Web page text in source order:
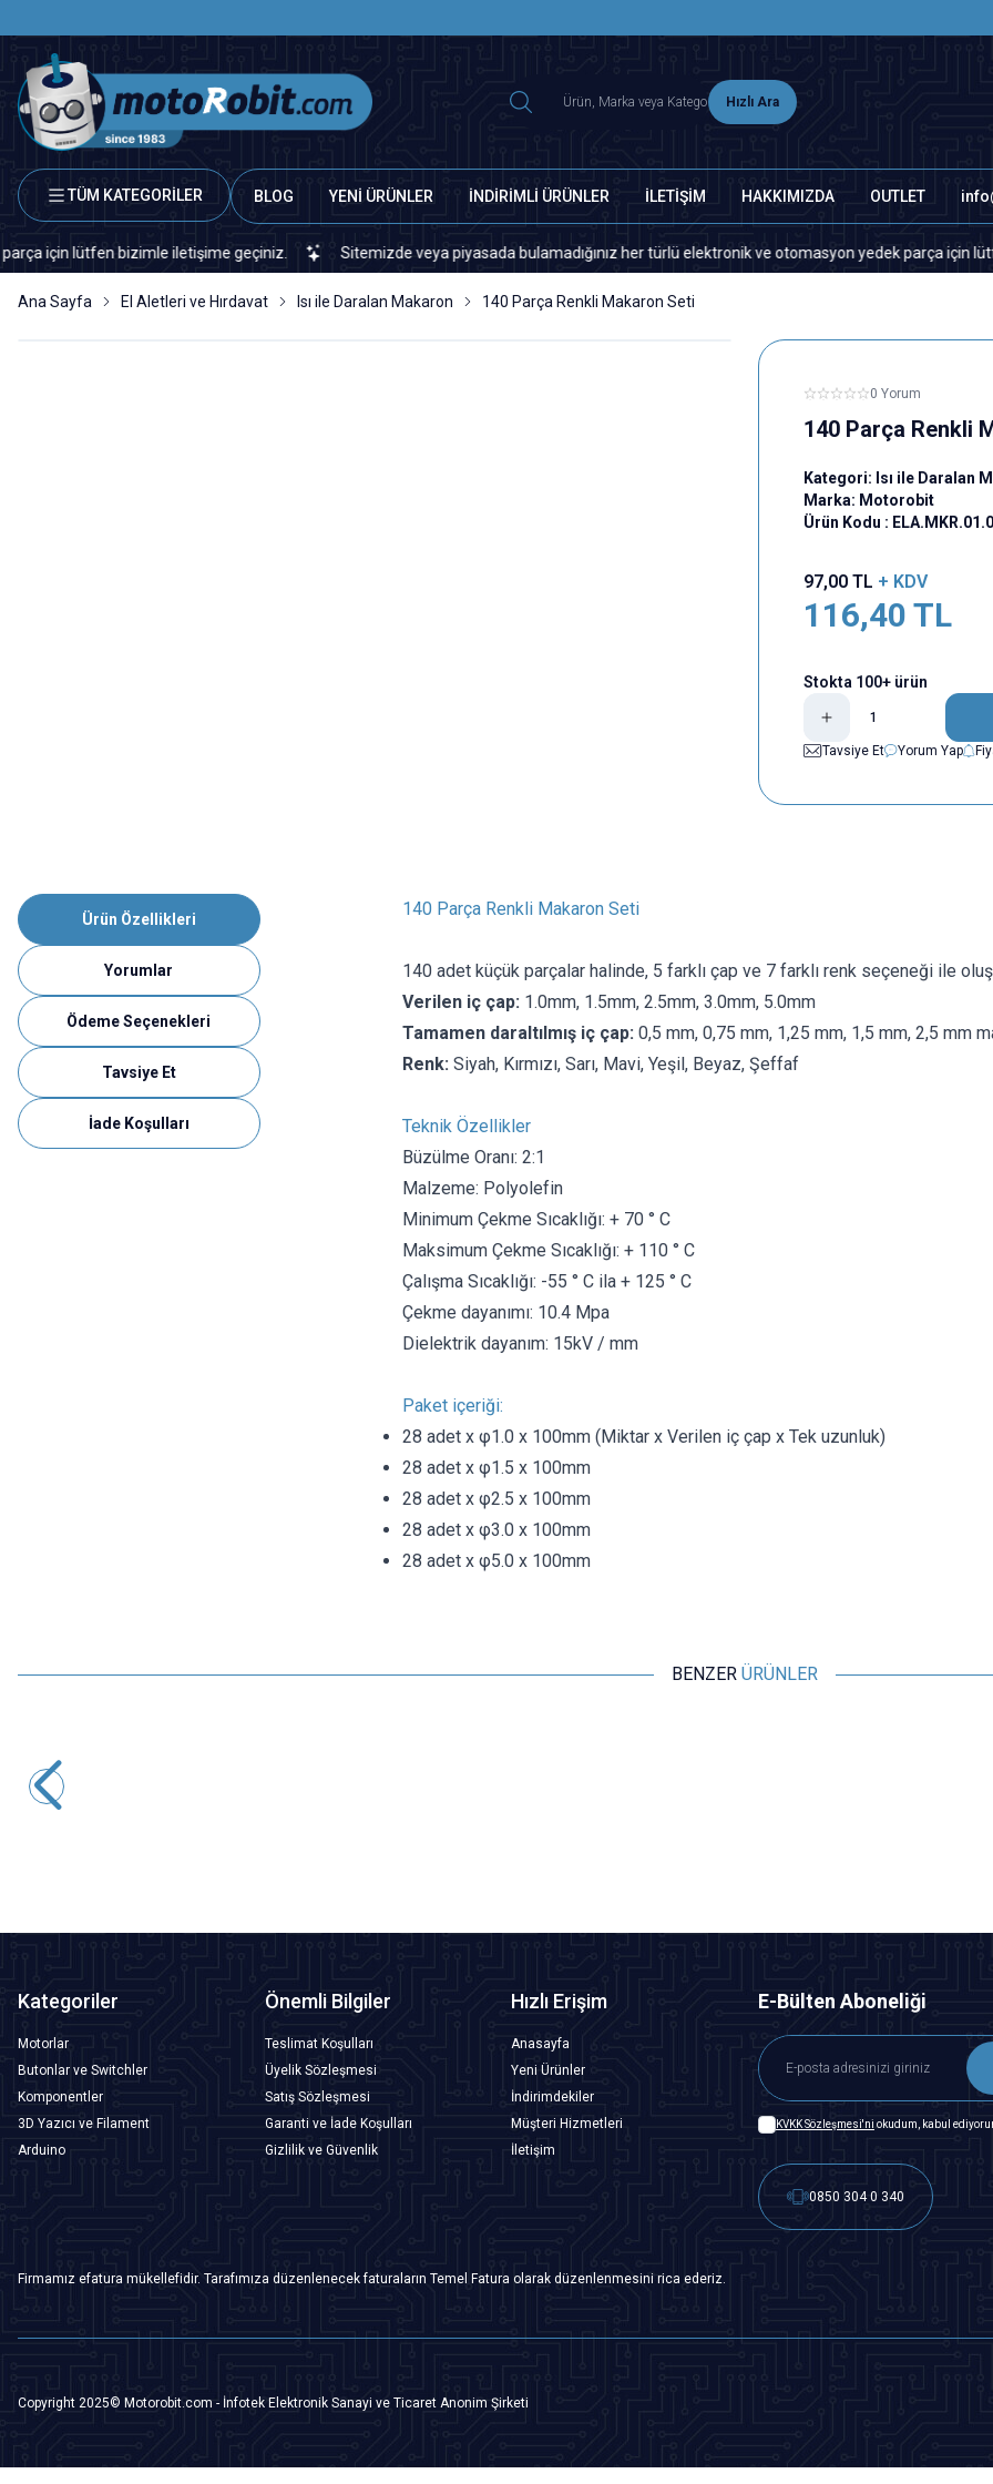
Hızlı Ara
TÜM KATEGORİLER BLOG YENİ ÜRÜNLER İNDİRİMLİ ÜRÜNLER İLETİŞİM HAKKIMIZDA OUTLET
lütfen bizimle iletişime geçiniz. Sitemizde veya piyasada bulamadığınız her türlü elektronik ve otomasyon yedek parça için lütfen
Ana Sayfa El Aletleri ve Hırdavat Isı ile Daralan Makaron 140 Parça Renkli Makaron Seti
0 Yorum
140 Parça Renkli
Kategori: Isı ile Daralan
Marka: Motorobit
Ürün Kodu :
97,00TL + KDV
116,40 TL
Stokta 100+ ürün
Tavsiye Et
Yorum Yap
Ürün Özellikleri
Yorumlar
Ödeme Seçenekleri
Tavsiye Et
İade Koşulları
140 Parça Renkli Makaron Seti
140 adet küçük parçalar halinde, 5 farklı çap ve 7 farklı renk seçeneği ile
Verilen iç çap: 1.0mm, 1.5mm, 2.5mm, 3.0mm, 5.0mm
Tamamen daraltılmış iç çap: 0,5 mm, 0,75 mm, 1,25 mm, 1,5 mm, 2,5 mm
Renk: Siyah, Kırmızı, Sarı, Mavi, Yeşil, Beyaz, Şeffaf
Teknik Özellikler
Büzülme Oranı: 2:1
Malzeme: Polyolefin
Minimum Çekme Sıcaklığı: + 70 ° C
Maksimum Çekme Sıcaklığı: + 110 ° C
Çalışma Sıcaklığı: -55 ° C ila + 125 ° C
Çekme dayanımı: 10.4 Mpa
Dielektrik dayanım: 15kV / mm
Paket içeriği:
28 adet x φ1.0 x 100mm (Miktar x Verilen iç çap x Tek uzunluk)
28 adet x φ1.5 x 100mm
28 adet x φ2.5 x 100mm
28 adet x φ3.0 x 100mm
28 adet x φ5.0 x 100mm
BENZER ÜRÜNLER
Kategoriler
Motorlar
Butonlar ve Switchler
Komponentler
3D Yazıcı ve Filament
Arduino
Önemli Bilgiler
Teslimat Koşulları
Üyelik Sözleşmesi
Satış Sözleşmesi
Garanti ve İade Koşulları
Gizlilik ve Güvenlik
Hızlı Erişim
Anasayfa
Yeni Ürünler
İndirimdekiler
Müşteri Hizmetleri
İletişim
E-Bülten Aboneliği
KVKK Sözleşmesi'ni okudum, kabul
0850 304 0 340
Firmamız efatura mükellefidir. Tarafımıza düzenlenecek faturaların Temel Fatura olarak düzenlenmesini rica ederiz.
Copyright 2025© Motorobit.com - İnfotek Elektronik Sanayi ve Ticaret Anonim Şirketi